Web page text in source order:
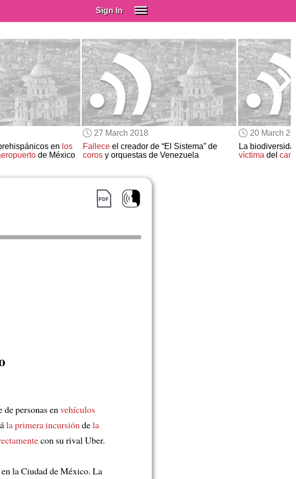
Sign In
Spanish (Spain)
Spanish (Latino)
SUBSCRIBE
EDUCATIONAL LICENSES
GIFT CARDS
OTHER LANGUAGES
ABOUT US
en los
de México
27 March 2018
Falleceel creador de “El Sistema” de
corosy orquestas de Venezuela
20 March
La
víctima del
de personas envehículos
la primera incursióndela
con su rival Uber.
en la Ciudad de México. La